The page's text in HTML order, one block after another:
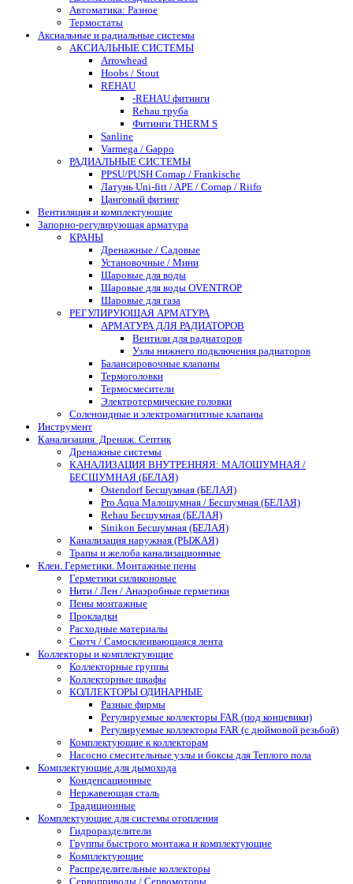
Автоматика: Разное
Термостаты
Аксиальные и радиальные системы
АКСИАЛЬНЫЕ СИСТЕМЫ
Arrowhead
Hoobs / Stout
REHAU
-REHAU фитинги
Rehau труба
Фитинги THERM S
Sanline
Varmega / Gappo
РАДИАЛЬНЫЕ СИСТЕМЫ
PPSU/PUSH Comap / Frankische
Латунь Uni-fitt / APE / Comap / Riifo
Цанговый фитинг
Вентиляция и комплектующие
Запорно-регулирующая арматура
КРАНЫ
Дренажные / Садовые
Установочные / Мини
Шаровые для воды
Шаровые для воды OVENTROP
Шаровые для газа
РЕГУЛИРУЮЩАЯ АРМАТУРА
АРМАТУРА ДЛЯ РАДИАТОРОВ
Вентили для радиаторов
Узлы нижнего подключения радиаторов
Балансировочные клапаны
Термоголовки
Термосмесители
Электротермические головки
Соленоидные и электромагнитные клапаны
Инструмент
Канализация. Дренаж. Септик
Дренажные системы
КАНАЛИЗАЦИЯ ВНУТРЕННЯЯ: МАЛОШУМНАЯ /
БЕСШУМНАЯ (БЕЛАЯ)
Ostendorf Бесшумная (БЕЛАЯ)
Pro Aqua Малошумная / Бесшумная (БЕЛАЯ)
Rehau Бесшумная (БЕЛАЯ)
Sinikon Бесшумная (БЕЛАЯ)
Канализация наружная (РЫЖАЯ)
Трапы и желоба канализационные
Клеи. Герметики. Монтажные пены
Герметики силиконовые
Нити / Лен / Анаэробные герметики
Пены монтажные
Прокладки
Расходные материалы
Скотч / Самосклеивающаяся лента
Коллекторы и комплектующие
Коллекторные группы
Коллекторные шкафы
КОЛЛЕКТОРЫ ОДИНАРНЫЕ
Разные фирмы
Регулируемые коллекторы FAR (под концевики)
Регулируемые коллекторы FAR (с дюймовой резьбой)
Комплектующие к коллекторам
Насосно смесительные узлы и боксы для Теплого пола
Комплектующие для дымохода
Конденсационные
Нержавеющая сталь
Традиционные
Комплектующие для системы отопления
Гидроразделители
Группы быстрого монтажа и комплектующие
Комплектующие
Распределительные коллекторы
Сервоприводы / Сервомоторы